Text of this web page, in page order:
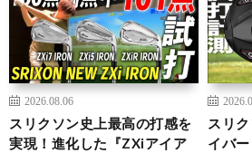
2026.08.06
スリクソン史上最高の打感を
実現！進化した『ZXiアイア
スリ
イバ